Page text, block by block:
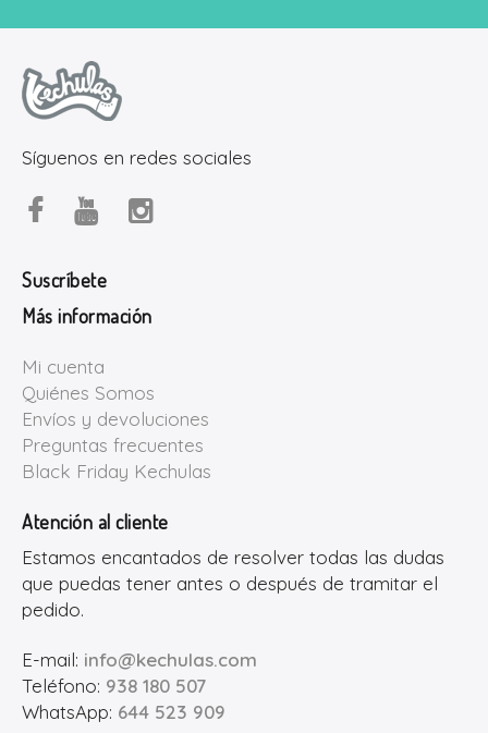
Síguenos en redes sociales
Suscríbete
Más información
Mi cuenta
Quiénes Somos
Envíos y devoluciones
Preguntas frecuentes
Black Friday Kechulas
Atención al cliente
Estamos encantados de resolver todas las dudas
que puedas tener antes o después de tramitar el
pedido.
E-mail: info@kechulas.com
Teléfono: 938 180 507
WhatsApp: 644 523 909